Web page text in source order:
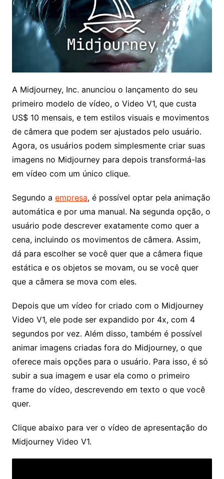
A Midjourney, Inc. anunciou o lançamento do seu
primeiro modelo de vídeo, o Video V1, que custa
US$ 10 mensais, e tem estilos visuais e movimentos
de câmera que podem ser ajustados pelo usuário.
Agora, os usuários podem simplesmente criar suas
imagens no Midjourney para depois transformá-las
em vídeo com um único clique.
Segundo a empresa, é possível optar pela animação
automática e por uma manual. Na segunda opção, o
usuário pode descrever exatamente como quer a
cena, incluindo os movimentos de câmera. Assim,
dá para escolher se você quer que a câmera fique
estática e os objetos se movam, ou se você quer
que a câmera se mova com eles.
Depois que um vídeo for criado com o Midjourney
Video V1, ele pode ser expandido por 4x, com 4
segundos por vez. Além disso, também é possível
animar imagens criadas fora do Midjourney, o que
oferece mais opções para o usuário. Para isso, é só
subir a sua imagem e usar ela como o primeiro
frame do vídeo, descrevendo em texto o que você
quer.
Clique abaixo para ver o vídeo de apresentação do
Midjourney Video V1.